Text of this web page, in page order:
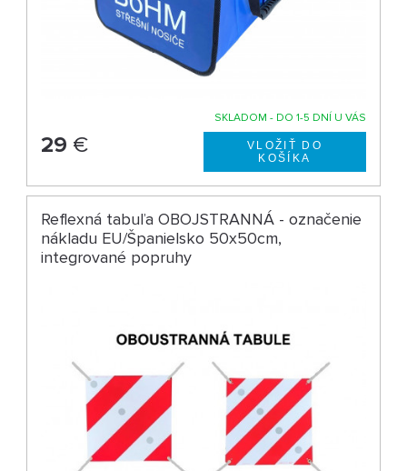
SKLADOM - DO 1-5 DNÍ U VÁS
29 €
Reflexná tabuľa OBOJSTRANNÁ - označenie
nákladu EU/Španielsko 50x50cm,
integrované popruhy